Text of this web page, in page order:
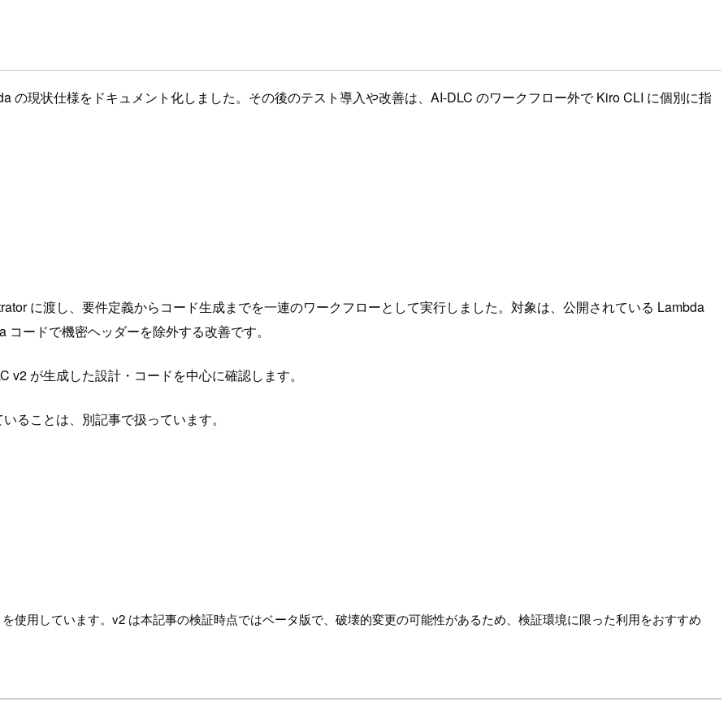
の現状仕様をドキュメント化しました。その後のテスト導入や改善は、AI-DLC のワークフロー外で Kiro CLI に個別に指
に渡し、要件定義からコード生成までを一連のワークフローとして実行しました。対象は、公開されている Lambda
ードで機密ヘッダーを除外する改善です。
が生成した設計・コードを中心に確認します。
ることは、別記事で扱っています。
使用しています。v2 は本記事の検証時点ではベータ版で、破壊的変更の可能性があるため、検証環境に限った利用をおすすめ